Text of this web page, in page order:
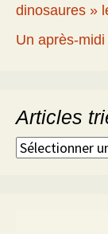
dinosaures »
Un après-midi
Articles
Articles